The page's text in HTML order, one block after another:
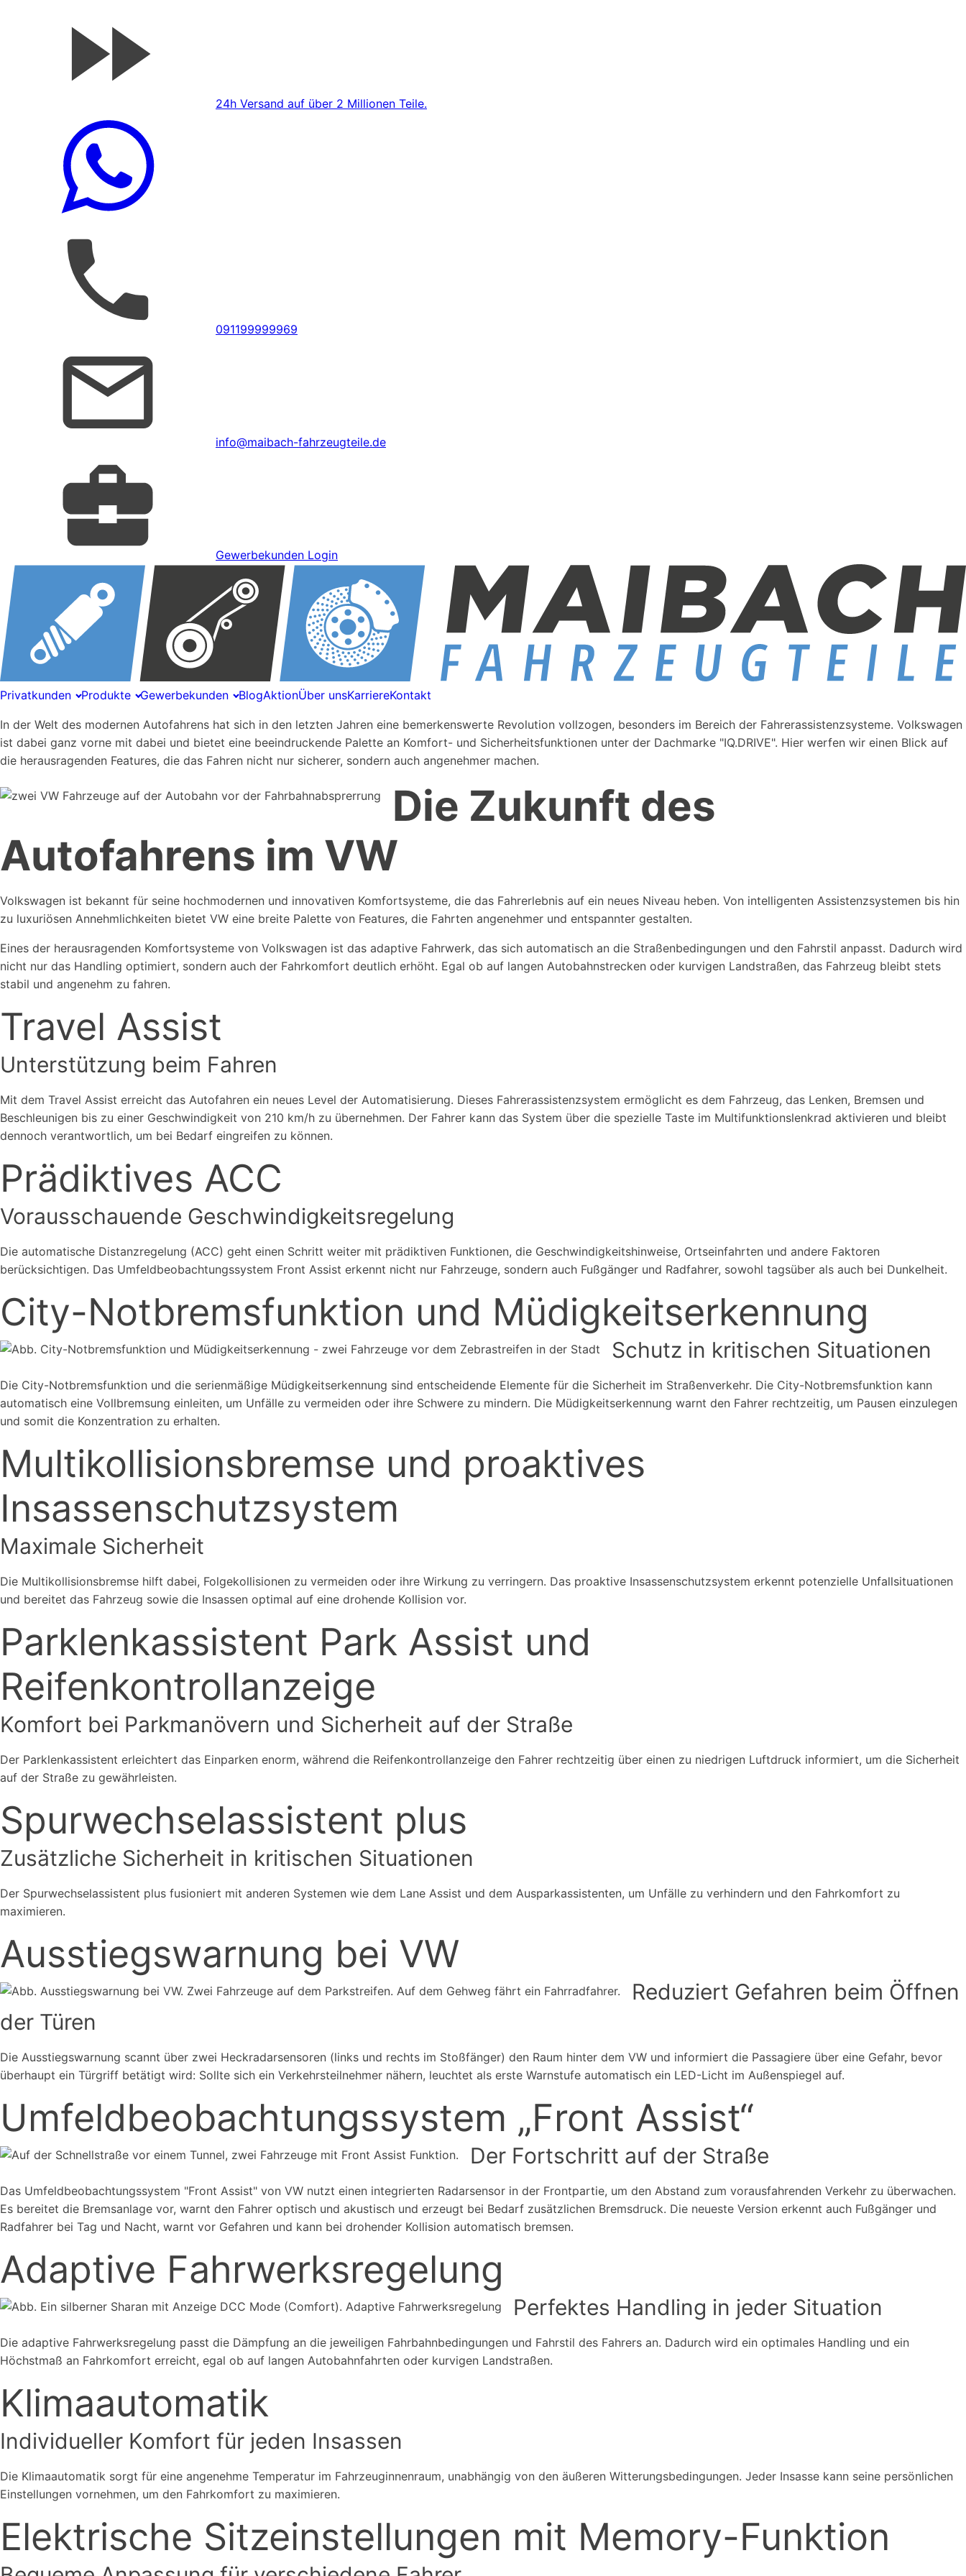
24h Versand auf über 2 Millionen Teile.
091199999969
info@maibach-fahrzeugteile.de
Gewerbekunden Login
Privatkunden Produkte Gewerbekunden BlogAktionÜber unsKarriereKontakt
In der Welt des modernen Autofahrens hat sich in den letzten Jahren eine bemerkenswerte Revolution vollzogen, besonders im Bereich der Fahrerassistenzsysteme. Volkswagen
ist dabei ganz vorne mit dabei und bietet eine beeindruckende Palette an Komfort- und Sicherheitsfunktionen unter der Dachmarke "IQ.DRIVE". Hier werfen wir einen Blick auf
die herausragenden Features, die das Fahren nicht nur sicherer, sondern auch angenehmer machen.
Die Zukunft des
Autofahrens im VW
Volkswagen ist bekannt für seine hochmodernen und innovativen Komfortsysteme, die das Fahrerlebnis auf ein neues Niveau heben. Von intelligenten Assistenzsystemen bis hin
zu luxuriösen Annehmlichkeiten bietet VW eine breite Palette von Features, die Fahrten angenehmer und entspannter gestalten.
Eines der herausragenden Komfortsysteme von Volkswagen ist das adaptive Fahrwerk, das sich automatisch an die Straßenbedingungen und den Fahrstil anpasst. Dadurch wird
nicht nur das Handling optimiert, sondern auch der Fahrkomfort deutlich erhöht. Egal ob auf langen Autobahnstrecken oder kurvigen Landstraßen, das Fahrzeug bleibt stets
stabil und angenehm zu fahren.
Travel Assist
Unterstützung beim Fahren
Mit dem Travel Assist erreicht das Autofahren ein neues Level der Automatisierung. Dieses Fahrerassistenzsystem ermöglicht es dem Fahrzeug, das Lenken, Bremsen und
Beschleunigen bis zu einer Geschwindigkeit von 210 km/h zu übernehmen. Der Fahrer kann das System über die spezielle Taste im Multifunktionslenkrad aktivieren und bleibt
dennoch verantwortlich, um bei Bedarf eingreifen zu können.
Prädiktives ACC
Vorausschauende Geschwindigkeitsregelung
Die automatische Distanzregelung (ACC) geht einen Schritt weiter mit prädiktiven Funktionen, die Geschwindigkeitshinweise, Ortseinfahrten und andere Faktoren
berücksichtigen. Das Umfeldbeobachtungssystem Front Assist erkennt nicht nur Fahrzeuge, sondern auch Fußgänger und Radfahrer, sowohl tagsüber als auch bei Dunkelheit.
City-Notbremsfunktion und Müdigkeitserkennung
Schutz in kritischen Situationen
Die City-Notbremsfunktion und die serienmäßige Müdigkeitserkennung sind entscheidende Elemente für die Sicherheit im Straßenverkehr. Die City-Notbremsfunktion kann
automatisch eine Vollbremsung einleiten, um Unfälle zu vermeiden oder ihre Schwere zu mindern. Die Müdigkeitserkennung warnt den Fahrer rechtzeitig, um Pausen einzulegen
und somit die Konzentration zu erhalten.
Multikollisionsbremse und proaktives
Insassenschutzsystem
Maximale Sicherheit
Die Multikollisionsbremse hilft dabei, Folgekollisionen zu vermeiden oder ihre Wirkung zu verringern. Das proaktive Insassenschutzsystem erkennt potenzielle Unfallsituationen
und bereitet das Fahrzeug sowie die Insassen optimal auf eine drohende Kollision vor.
Parklenkassistent Park Assist und
Reifenkontrollanzeige
Komfort bei Parkmanövern und Sicherheit auf der Straße
Der Parklenkassistent erleichtert das Einparken enorm, während die Reifenkontrollanzeige den Fahrer rechtzeitig über einen zu niedrigen Luftdruck informiert, um die Sicherheit
auf der Straße zu gewährleisten.
Spurwechselassistent plus
Zusätzliche Sicherheit in kritischen Situationen
Der Spurwechselassistent plus fusioniert mit anderen Systemen wie dem Lane Assist und dem Ausparkassistenten, um Unfälle zu verhindern und den Fahrkomfort zu
maximieren.
Ausstiegswarnung bei VW
Reduziert Gefahren beim Öffnen
der Türen
Die Ausstiegswarnung scannt über zwei Heckradarsensoren (links und rechts im Stoßfänger) den Raum hinter dem VW und informiert die Passagiere über eine Gefahr, bevor
überhaupt ein Türgriff betätigt wird: Sollte sich ein Verkehrsteilnehmer nähern, leuchtet als erste Warnstufe automatisch ein LED-Licht im Außenspiegel auf.
Umfeldbeobachtungssystem „Front Assist“
Der Fortschritt auf der Straße
Das Umfeldbeobachtungssystem "Front Assist" von VW nutzt einen integrierten Radarsensor in der Frontpartie, um den Abstand zum vorausfahrenden Verkehr zu überwachen.
Es bereitet die Bremsanlage vor, warnt den Fahrer optisch und akustisch und erzeugt bei Bedarf zusätzlichen Bremsdruck. Die neueste Version erkennt auch Fußgänger und
Radfahrer bei Tag und Nacht, warnt vor Gefahren und kann bei drohender Kollision automatisch bremsen.
Adaptive Fahrwerksregelung
Perfektes Handling in jeder Situation
Die adaptive Fahrwerksregelung passt die Dämpfung an die jeweiligen Fahrbahnbedingungen und Fahrstil des Fahrers an. Dadurch wird ein optimales Handling und ein
Höchstmaß an Fahrkomfort erreicht, egal ob auf langen Autobahnfahrten oder kurvigen Landstraßen.
Klimaautomatik
Individueller Komfort für jeden Insassen
Die Klimaautomatik sorgt für eine angenehme Temperatur im Fahrzeuginnenraum, unabhängig von den äußeren Witterungsbedingungen. Jeder Insasse kann seine persönlichen
Einstellungen vornehmen, um den Fahrkomfort zu maximieren.
Elektrische Sitzeinstellungen mit Memory-Funktion